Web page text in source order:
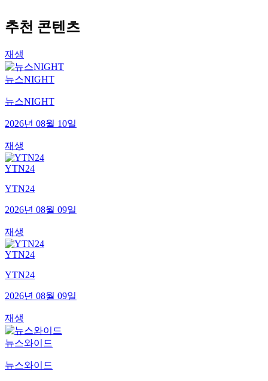
추천 콘텐츠
재생
뉴스NIGHT
뉴스NIGHT
2026년 08월 10일
재생
YTN24
YTN24
2026년 08월 09일
재생
YTN24
YTN24
2026년 08월 09일
재생
뉴스와이드
뉴스와이드